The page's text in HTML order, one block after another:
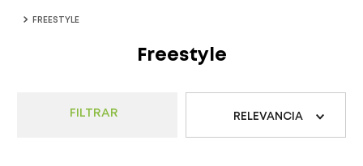
FREESTYLE
Freestyle
FILTRAR RELEVANCIA